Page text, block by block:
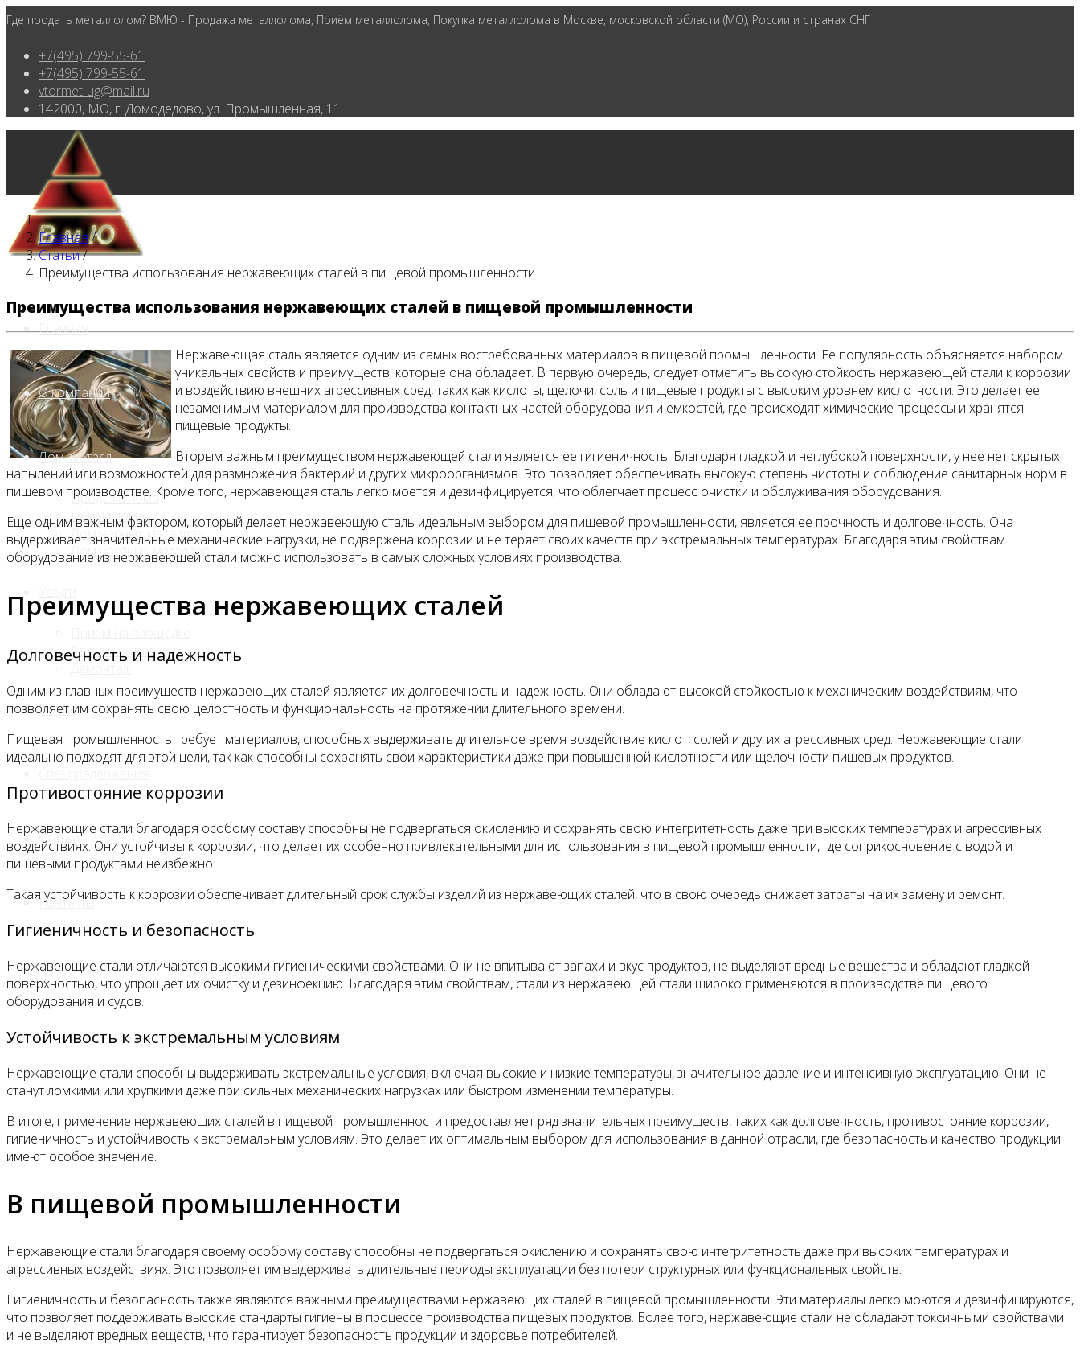
Где продать металлолом? ВМЮ - Продажа металлолома, Приём металлолома, Покупка металлолома в Москве, московской области (МО), России и странах СНГ
+7(495) 799-55-61
+7(495) 799-55-61
vtormet-ug@mail.ru
142000, МО, г. Домодедово, ул. Промышленная, 11
Главная
О компании
Лом, металл
Продажа лома
Прием лома
Лом чёрных металлов
Лом цветных металлов
Резка и вывоз
Прайс
Статьи
Контакты
Главная/
Статьи/
Преимущества использования нержавеющих сталей в пищевой промышленности
Преимущества использования нержавеющих сталей в пищевой промышленности
Нержавеющая сталь является одним из самых востребованных материалов в пищевой промышленности. Ее популярность объясняется набором
уникальных свойств и преимуществ, которые она обладает. В первую очередь, следует отметить высокую стойкость нержавеющей стали к коррозии
и воздействию внешних агрессивных сред, таких как кислоты, щелочи, соль и пищевые продукты с высоким уровнем кислотности. Это делает ее
незаменимым материалом для производства контактных частей оборудования и емкостей, где происходят химические процессы и хранятся
пищевые продукты.
Вторым важным преимуществом нержавеющей стали является ее гигиеничность. Благодаря гладкой и неглубокой поверхности, у нее нет скрытых
напылений или возможностей для размножения бактерий и других микроорганизмов. Это позволяет обеспечивать высокую степень чистоты и соблюдение санитарных норм в
пищевом производстве. Кроме того, нержавеющая сталь легко моется и дезинфицируется, что облегчает процесс очистки и обслуживания оборудования.
Еще одним важным фактором, который делает нержавеющую сталь идеальным выбором для пищевой промышленности, является ее прочность и долговечность. Она
выдерживает значительные механические нагрузки, не подвержена коррозии и не теряет своих качеств при экстремальных температурах. Благодаря этим свойствам
оборудование из нержавеющей стали можно использовать в самых сложных условиях производства.
Преимущества нержавеющих сталей
Долговечность и надежность
Одним из главных преимуществ нержавеющих сталей является их долговечность и надежность. Они обладают высокой стойкостью к механическим воздействиям, что
позволяет им сохранять свою целостность и функциональность на протяжении длительного времени.
Пищевая промышленность требует материалов, способных выдерживать длительное время воздействие кислот, солей и других агрессивных сред. Нержавеющие стали
идеально подходят для этой цели, так как способны сохранять свои характеристики даже при повышенной кислотности или щелочности пищевых продуктов.
Противостояние коррозии
Нержавеющие стали благодаря особому составу способны не подвергаться окислению и сохранять свою интегритетность даже при высоких температурах и агрессивных
воздействиях. Они устойчивы к коррозии, что делает их особенно привлекательными для использования в пищевой промышленности, где соприкосновение с водой и
пищевыми продуктами неизбежно.
Такая устойчивость к коррозии обеспечивает длительный срок службы изделий из нержавеющих сталей, что в свою очередь снижает затраты на их замену и ремонт.
Гигиеничность и безопасность
Нержавеющие стали отличаются высокими гигиеническими свойствами. Они не впитывают запахи и вкус продуктов, не выделяют вредные вещества и обладают гладкой
поверхностью, что упрощает их очистку и дезинфекцию. Благодаря этим свойствам, стали из нержавеющей стали широко применяются в производстве пищевого
оборудования и судов.
Устойчивость к экстремальным условиям
Нержавеющие стали способны выдерживать экстремальные условия, включая высокие и низкие температуры, значительное давление и интенсивную эксплуатацию. Они не
станут ломкими или хрупкими даже при сильных механических нагрузках или быстром изменении температуры.
В итоге, применение нержавеющих сталей в пищевой промышленности предоставляет ряд значительных преимуществ, таких как долговечность, противостояние коррозии,
гигиеничность и устойчивость к экстремальным условиям. Это делает их оптимальным выбором для использования в данной отрасли, где безопасность и качество продукции
имеют особое значение.
В пищевой промышленности
Нержавеющие стали благодаря своему особому составу способны не подвергаться окислению и сохранять свою интегритетность даже при высоких температурах и
агрессивных воздействиях. Это позволяет им выдерживать длительные периоды эксплуатации без потери структурных или функциональных свойств.
Гигиеничность и безопасность также являются важными преимуществами нержавеющих сталей в пищевой промышленности. Эти материалы легко моются и дезинфицируются,
что позволяет поддерживать высокие стандарты гигиены в процессе производства пищевых продуктов. Более того, нержавеющие стали не обладают токсичными свойствами
и не выделяют вредных веществ, что гарантирует безопасность продукции и здоровье потребителей.